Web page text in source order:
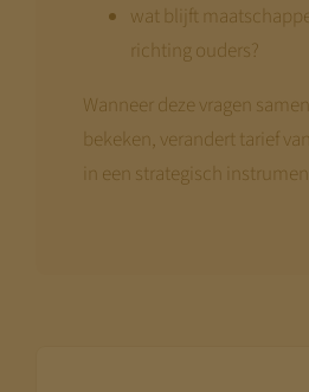
wat blijft
richting ouders?
Wanneer deze vragen
bekeken, verandert tarief
in een strategisch